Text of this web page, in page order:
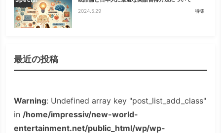
2024.5.29 特集
最近の投稿
Warning: Undefined array key "post_list_add_class"
in /home/impressiv/new-world-
entertainment.net/public_html/wp/wp-